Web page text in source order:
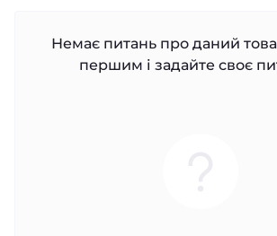
Немає питань про даний
першим і задайте своє